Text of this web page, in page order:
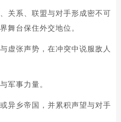
关系、联盟与对手形成密不可
舞台保住外交地位。
虚张声势，在冲突中说服敌人
军事力量。
异乡帝国，并累积声望与对手